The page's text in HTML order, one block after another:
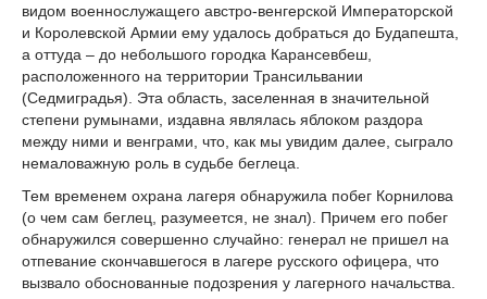
видом военнослужащего австро-венгерской Императорской
и Королевской Армии ему удалось добраться до Будапешта,
а оттуда – до небольшого городка Карансевбеш,
расположенного на территории Трансильвании
(Седмиградья). Эта область, заселенная в значительной
степени румынами, издавна являлась яблоком раздора
между ними и венграми, что, как мы увидим далее, сыграло
немаловажную роль в судьбе беглеца.
Тем временем охрана лагеря обнаружила побег Корнилова
(о чем сам беглец, разумеется, не знал). Причем его побег
обнаружился совершенно случайно: генерал не пришел на
отпевание скончавшегося в лагере русского офицера, что
вызвало обоснованные подозрения у лагерного начальства.